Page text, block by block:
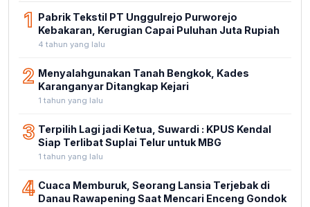
1 Pabrik Tekstil PT Unggulrejo Purworejo
Kebakaran, Kerugian Capai Puluhan Juta Rupiah
4 tahun yang lalu
2 Menyalahgunakan Tanah Bengkok, Kades
Karanganyar Ditangkap Kejari
1 tahun yang lalu
3 Terpilih Lagi jadi Ketua, Suwardi : KPUS Kendal
Siap Terlibat Suplai Telur untuk MBG
1 tahun yang lalu
4 Cuaca Memburuk, Seorang Lansia Terjebak di
Danau Rawapening Saat Mencari Enceng Gondok